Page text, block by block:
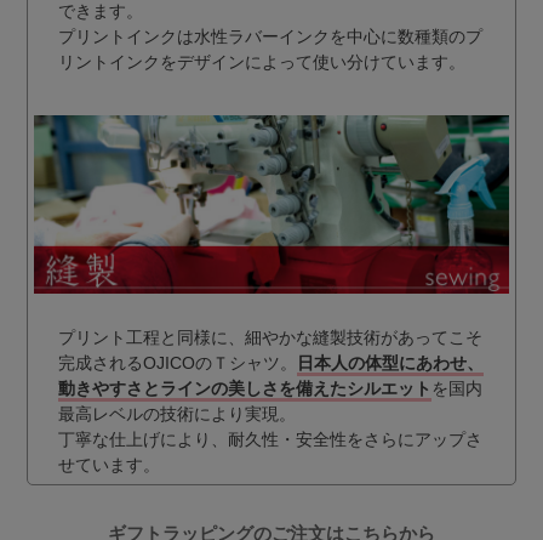
できます。
プリントインクは水性ラバーインクを中心に数種類のプ
リントインクをデザインによって使い分けています。
プリント工程と同様に、細やかな縫製技術があってこそ
完成されるOJICOのＴシャツ。
日本人の体型にあわせ、
動きやすさとラインの美しさを備えたシルエット を国内
最高レベルの技術により実現。
丁寧な仕上げにより、耐久性・安全性をさらにアップさ
せています。
ギフトラッピングのご注文はこちらから